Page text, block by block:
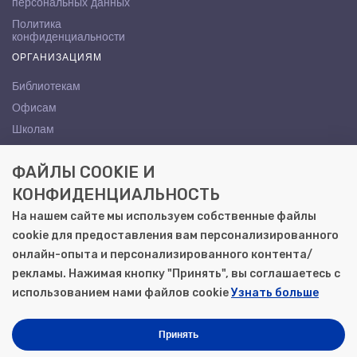
Политика
конфиденциальности
ОРГАНИЗАЦИЯМ
Библиотекам
Офисам
Школам
КОНТАКТЫ
Саратов, ул. Осипова, 10А
+7 (8452) 72-65-65
gemera@moya-kniga.ru
Моя книга | Сеть книжных магазинов в Саратове
ФАЙЛЫ COOKIE И
КОНФИДЕНЦИАЛЬНОСТЬ
На нашем сайте мы используем собственные файлы
cookie для предоставления вам персонализированного
онлайн-опыта и персонализированного контента/
рекламы. Нажимая кнопку "Принять", вы соглашаетесь с
использованием нами файлов cookieУзнать больше
Принять